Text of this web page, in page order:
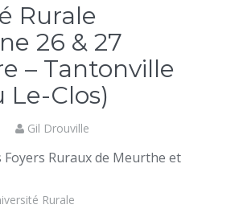
Rurale
26 & 27
– Tantonville
Le-Clos)
Gil Drouville
Foyers Ruraux de Meurthe et
Rurale